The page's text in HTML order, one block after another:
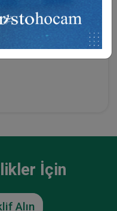
İçin
Alın